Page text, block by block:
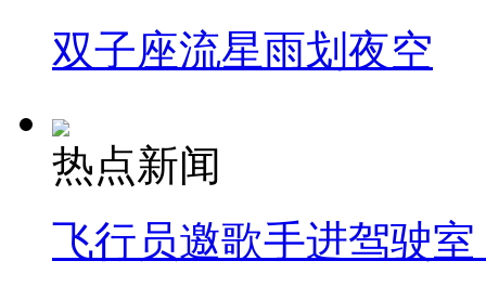
双子座流星雨划夜空
热点新闻
飞行员邀歌手进驾驶